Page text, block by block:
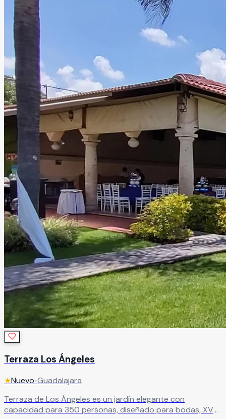
Terraza Los Ángeles
★Nuevo•Guadalajara
Terraza de Los Ángeles es un jardín elegante con
capacidad para 350 personas, diseñado para bodas, XV